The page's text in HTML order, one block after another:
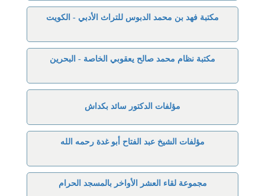
مكتبة فهد بن محمد الدبوس للتراث الأدبي - الكويت
مكتبة نظام محمد صالح يعقوبي الخاصة - البحرين
مؤلفات الدكتور سائد بكداش
مؤلفات الشيخ عبد الفتاح أبو غدة رحمه الله
مجموعة لقاء العشر الأواخر بالمسجد الحرام